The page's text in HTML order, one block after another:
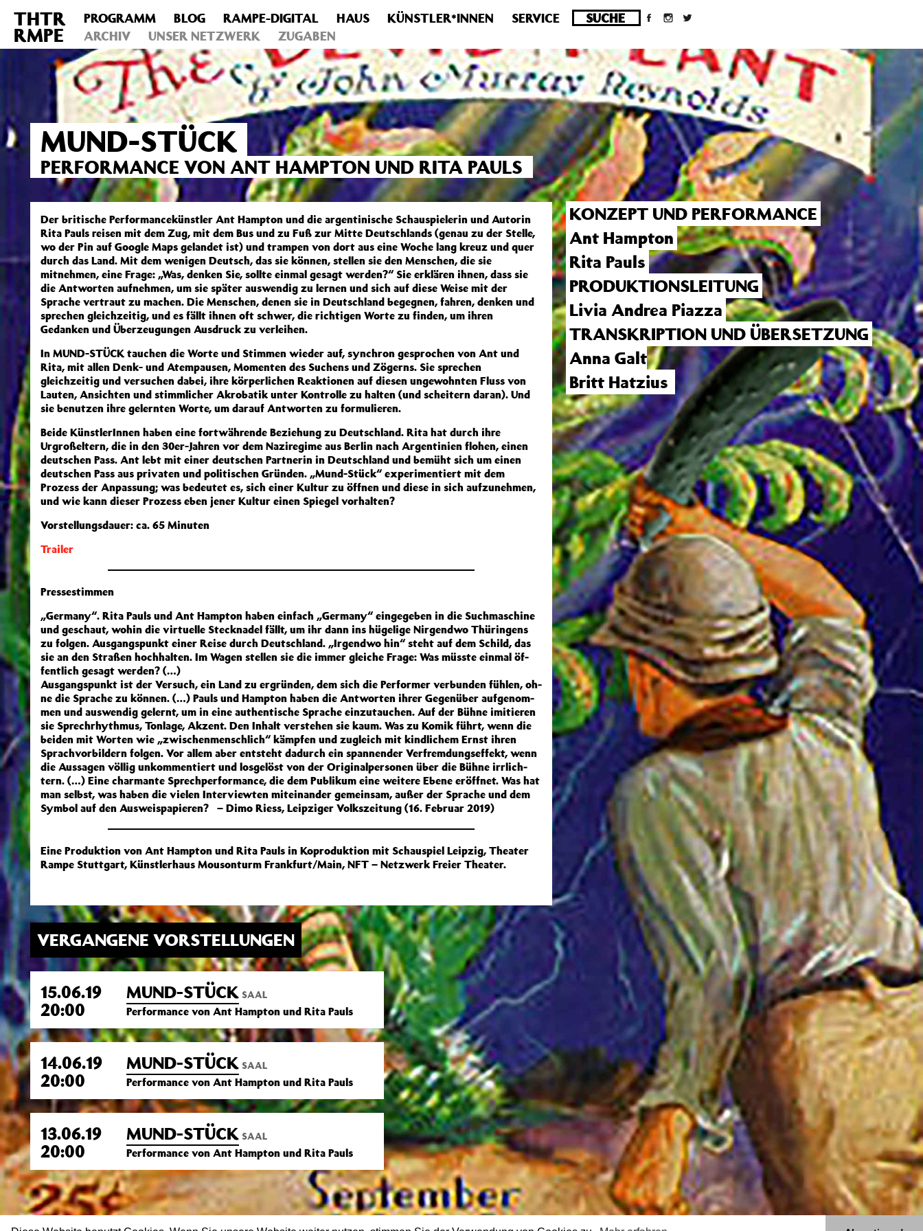
Deprecated : Die Funktion post_permalink ist seit Version 4.4.0 veraltet! Verwende stattdessen get_permalink(). in
/homepages/10/d43051023/htdocs/wordpress/wp-
includes/functions.phpon line6031
THTR
RMPE
PROGRAMM BLOG RAMPE-DIGITAL HAUS KÜNSTLER*INNEN
SERVICE
ARCHIV
UNSER NETZWERK ZUGABEN
MUND-STÜCK
PERFORMANCE VON ANT HAMPTON UND RITA PAULS
Der britische Performancekünstler Ant Hampton und die argentinische Schauspielerin und Autorin
Rita Pauls reisen mit dem Zug, mit dem Bus und zu Fuß zur Mitte Deutschlands (genau zu der Stelle,
wo der Pin auf Google Maps gelandet ist) und trampen von dort aus eine Woche lang kreuz und quer
durch das Land. Mit dem wenigen Deutsch, das sie können, stellen sie den Menschen, die sie
mitnehmen, eine Frage: „Was, denken Sie, sollte einmal gesagt werden?“ Sie erklären ihnen, dass sie
die Antworten aufnehmen, um sie später auswendig zu lernen und sich auf diese Weise mit der
Sprache vertraut zu machen. Die Menschen, denen sie in Deutschland begegnen, fahren, denken und
sprechen gleichzeitig, und es fällt ihnen oft schwer, die richtigen Worte zu finden, um ihren
Gedanken und Überzeugungen Ausdruck zu verleihen.
In MUND-STÜCK tauchen die Worte und Stimmen wieder auf, synchron gesprochen von Ant und
Rita, mit allen Denk- und Atempausen, Momenten des Suchens und Zögerns. Sie sprechen
gleichzeitig und versuchen dabei, ihre körperlichen Reaktionen auf diesen ungewohnten Fluss von
Lauten, Ansichten und stimmlicher Akrobatik unter Kontrolle zu halten (und scheitern daran). Und
sie benutzen ihre gelernten Worte, um darauf Antworten zu formulieren.
Beide KünstlerInnen haben eine fortwährende Beziehung zu Deutschland. Rita hat durch ihre
Urgroßeltern, die in den 30er-Jahren vor dem Naziregime aus Berlin nach Argentinien flohen, einen
deutschen Pass. Ant lebt mit einer deutschen Partnerin in Deutschland und bemüht sich um einen
deutschen Pass aus privaten und politischen Gründen. „Mund-Stück“ experimentiert mit dem
Prozess der Anpassung; was bedeutet es, sich einer Kultur zu öffnen und diese in sich aufzunehmen,
und wie kann dieser Prozess eben jener Kultur einen Spiegel vorhalten?
Vorstellungsdauer: ca. 65 Minuten
Trailer
Pressestimmen
„Ger­ma­ny“. Ri­ta Pauls und Ant Hamp­ton ha­ben ein­fach „Ger­ma­ny“ ein­ge­ge­ben in die Such­ma­schi­ne
und ge­schaut, wo­hin die vir­tu­el­le Steck­na­del fällt, um ihr dann ins hü­ge­li­ge Nir­gend­wo Thü­rin­gens
zu fol­gen. Aus­gangs­punkt ei­ner Rei­se durch Deutsch­land. „Ir­gend­wo hin“ steht auf dem Schild, das
sie an den Stra­ßen hoch­hal­ten. Im Wa­gen stel­len sie die im­mer glei­che Fra­ge: Was müss­te ein­mal öf­
fent­lich ge­sagt wer­den? (…)
Aus­gangs­punkt ist der Ver­such, ein Land zu er­grün­den, dem sich die Per­for­mer ver­bun­den füh­len, oh­
ne die Spra­che zu kön­nen. (…) Pauls und Hamp­ton ha­ben die Ant­wor­ten ih­rer Ge­gen­über auf­ge­nom­
men und aus­wen­dig ge­lernt, um in ei­ne au­then­ti­sche Spra­che ein­zu­tau­chen. Auf der Büh­ne imi­tie­ren
sie Sprech­rhyth­mus, Ton­la­ge, Ak­zent. Den In­halt ver­ste­hen sie kaum. Was zu Ko­mik führt, wenn die
bei­den mit Wor­ten wie „zwi­schen­mensch­lich“ kämp­fen und zu­gleich mit kind­li­chem Ernst ih­ren
Sprach­vor­bil­dern fol­gen. Vor al­lem aber ent­steht da­durch ein span­nen­der Verfrem­dungs­ef­fekt, wenn
die Aus­sa­gen völ­lig un­kom­men­tiert und los­ge­löst von der Ori­gi­nal­per­sonen über die Büh­ne irr­lich­
tern. (…) Ei­ne char­man­te Sprechper­for­mance, die dem Pu­bli­kum ei­ne wei­te­re Ebe­ne er­öff­net. Was hat
man selbst, was ha­ben die vie­len In­ter­view­ten mit­ein­an­der ge­mein­sam, au­ßer der Spra­che und dem
Sym­bol auf den Aus­weis­pa­pie­ren? – Dimo Riess, Leipziger Volkszeitung (16. Februar 2019)
Eine Produktion von Ant Hampton und Rita Pauls in Koproduktion mit Schauspiel Leipzig, Theater
Rampe Stuttgart, Künstlerhaus Mousonturm Frankfurt/Main, NFT – Netzwerk Freier Theater.
VERGANGENE VORSTELLUNGEN
15.06.19
20:00
MUND-STÜCK SAAL
Performance von Ant Hampton und Rita Pauls
14.06.19
20:00
MUND-STÜCK SAAL
Performance von Ant Hampton und Rita Pauls
13.06.19
20:00
MUND-STÜCK SAAL
Performance von Ant Hampton und Rita Pauls
KONZEPT UND PERFORMANCE
Ant Hampton
Rita Pauls
PRODUKTIONSLEITUNG
Livia Andrea Piazza
TRANSKRIPTION UND ÜBERSETZUNG
Anna Galt
Britt Hatzius